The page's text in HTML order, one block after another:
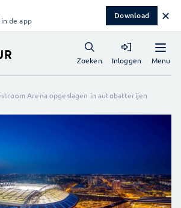
de app Download ✕
Menu
Zoeken Inloggen
Arena opgeslagen in autobatterijen